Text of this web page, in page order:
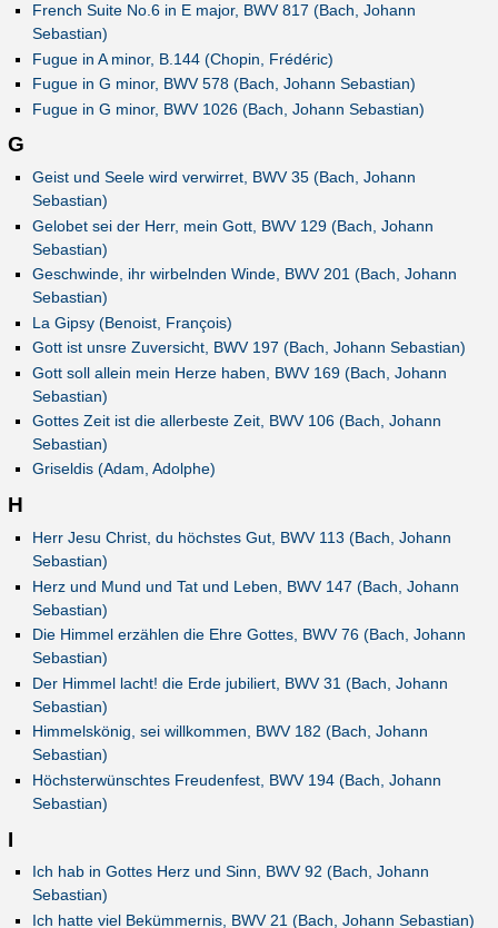
French Suite No.6 in E major, BWV 817 (Bach, Johann
Sebastian)
Fugue in A minor, B.144 (Chopin, Frédéric)
Fugue in G minor, BWV 578 (Bach, Johann Sebastian)
Fugue in G minor, BWV 1026 (Bach, Johann Sebastian)
G
Geist und Seele wird verwirret, BWV 35 (Bach, Johann
Sebastian)
Gelobet sei der Herr, mein Gott, BWV 129 (Bach, Johann
Sebastian)
Geschwinde, ihr wirbelnden Winde, BWV 201 (Bach, Johann
Sebastian)
La Gipsy (Benoist, François)
Gott ist unsre Zuversicht, BWV 197 (Bach, Johann Sebastian)
Gott soll allein mein Herze haben, BWV 169 (Bach, Johann
Sebastian)
Gottes Zeit ist die allerbeste Zeit, BWV 106 (Bach, Johann
Sebastian)
Griseldis (Adam, Adolphe)
H
Herr Jesu Christ, du höchstes Gut, BWV 113 (Bach, Johann
Sebastian)
Herz und Mund und Tat und Leben, BWV 147 (Bach, Johann
Sebastian)
Die Himmel erzählen die Ehre Gottes, BWV 76 (Bach, Johann
Sebastian)
Der Himmel lacht! die Erde jubiliert, BWV 31 (Bach, Johann
Sebastian)
Himmelskönig, sei willkommen, BWV 182 (Bach, Johann
Sebastian)
Höchsterwünschtes Freudenfest, BWV 194 (Bach, Johann
Sebastian)
I
Ich hab in Gottes Herz und Sinn, BWV 92 (Bach, Johann
Sebastian)
Ich hatte viel Bekümmernis, BWV 21 (Bach, Johann Sebastian)